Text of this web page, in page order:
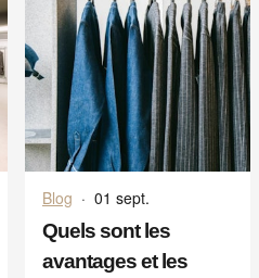
Blog · 01 sept.
Quels sont les
avantages et les